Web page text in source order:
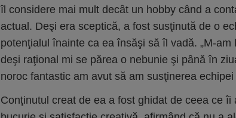
îl considere mai mult decât un hobby când a
actual. Deşi era sceptică, a fost susţinută de o
potenţialul înainte ca ea însăşi să îl vadă. „M-
deşi raţional mi se părea o nebunie şi până în
noroc fantastic am avut să am susţinerea
Conţinutul creat de ea a fost ghidat de ceea ce îi